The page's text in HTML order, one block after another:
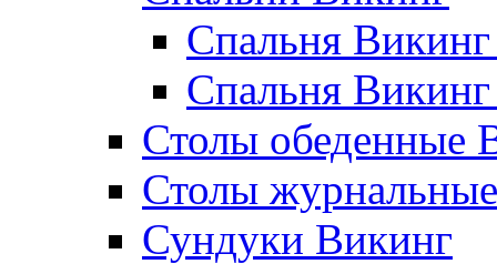
Спальня
Спальня
Столы обеденные
Столы
Сундуки Викинг